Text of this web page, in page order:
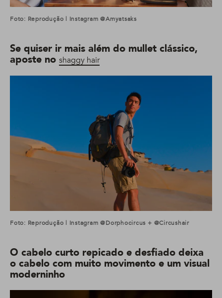
Foto: Reprodução | Instagram @amyatsaks
Se quiser ir mais além do mullet clássico,
aposte no shaggy hair
Foto: Reprodução | Instagram @dorphocircus + @circushair
O cabelo curto repicado e desfiado deixa
o cabelo com muito movimento e um visual
moderninho